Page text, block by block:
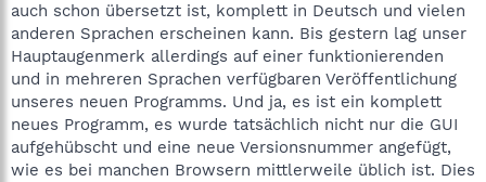
auch schon übersetzt ist, komplett in Deutsch und vielen
anderen Sprachen erscheinen kann. Bis gestern lag unser
Hauptaugenmerk allerdings auf einer funktionierenden
und in mehreren Sprachen verfügbaren Veröffentlichung
unseres neuen Programms. Und ja, es ist ein komplett
neues Programm, es wurde tatsächlich nicht nur die GUI
aufgehübscht und eine neue Versionsnummer angefügt,
wie es bei manchen Browsern mittlerweile üblich ist. Dies